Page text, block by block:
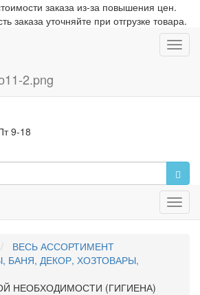
заказа из-за повышения цен.
заказа уточняйте при отгрузке товара.
9-18
ВЕСЬ АССОРТИМЕНТ
БАНЯ, ДЕКОР, ХОЗТОВАРЫ,
НЕОБХОДИМОСТИ (ГИГИЕНА)